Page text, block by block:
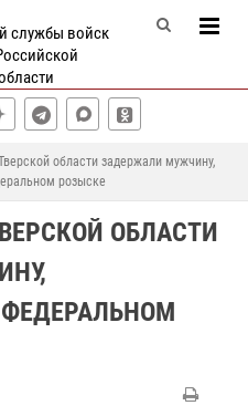
службы войск
области задержали мужчину,
розыске
ОБЛАСТИ